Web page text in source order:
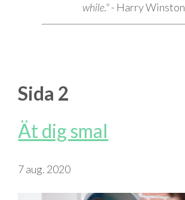
while."- Harry Winston
Sida 2
Ät dig smal
7 aug. 2020